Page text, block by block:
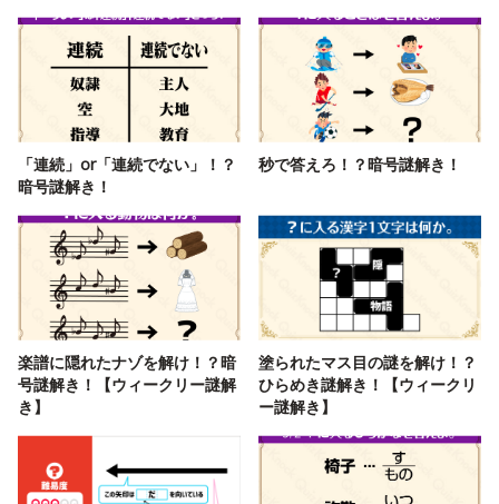
「連続」or「連続でない」！？
暗号謎解き！
秒で答えろ！？暗号謎解き！
楽譜に隠れたナゾを解け！？暗
号謎解き！【ウィークリー謎解
き】
塗られたマス目の謎を解け！？
ひらめき謎解き！【ウィークリ
ー謎解き】